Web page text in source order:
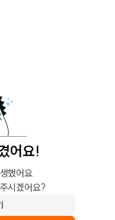
어요!
했어요.
시겠어요?